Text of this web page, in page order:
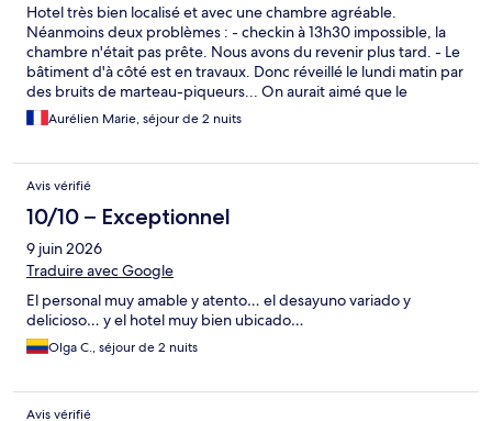
Hotel très bien localisé et avec une chambre agréable.
Néanmoins deux problèmes : - checkin à 13h30 impossible, la
chambre n'était pas prête. Nous avons du revenir plus tard. - Le
bâtiment d'à côté est en travaux. Donc réveillé le lundi matin par
des bruits de marteau-piqueurs... On aurait aimé que le
personnel de l'hôtel nous prévienne et au minimum s'excuse
pour le bruit.
Aurélien Marie, séjour de 2 nuits
Avis vérifié
10/10 – Exceptionnel
9 juin 2026
Traduire avec Google
El personal muy amable y atento… el desayuno variado y
delicioso… y el hotel muy bien ubicado…
Olga C., séjour de 2 nuits
Avis vérifié